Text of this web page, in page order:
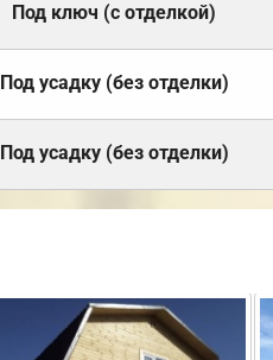
Под ключ (с отделкой)
Под усадку (без отделки)
Под усадку (без отделки)